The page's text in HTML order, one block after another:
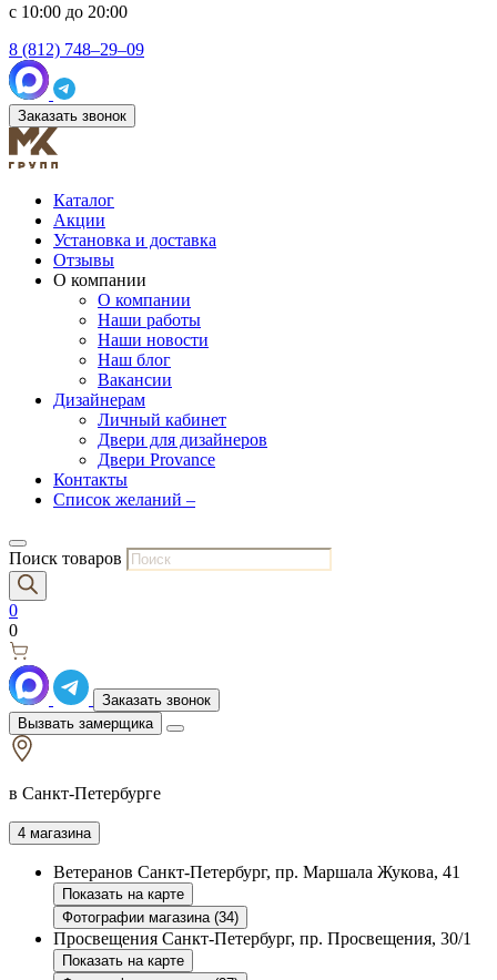
с 10:00 до 20:00
8 (812) 748–29–09
Заказать звонок
Каталог
Акции
Установка и доставка
Отзывы
О компании
О компании
Наши работы
Наши новости
Наш блог
Вакансии
Дизайнерам
Личный кабинет
Двери для дизайнеров
Двери Provance
Контакты
Список желаний –
Поиск товаров
0
0
Заказать звонок
Вызвать замерщика
в Санкт-Петербурге
4 магазина
Ветеранов Санкт-Петербург, пр. Маршала Жукова, 41
Показать на карте
Фотографии магазина (34)
Просвещения Санкт-Петербург, пр. Просвещения, 30/1
Показать на карте